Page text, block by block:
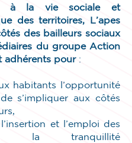
à la vie sociale et
des territoires, L’apes
des bailleurs sociaux
du groupe Action
adhérents pour :
habitants l’opportunité
s’impliquer aux côtés
et l’emploi des
la tranquillité